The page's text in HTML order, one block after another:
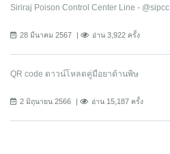
Siriraj Poison Control Center Line - @sipcc
28 มีนาคม 2567 อ่าน 3,922 ครั้ง
QR code ดาวน์โหลดคู่มือยาต้านพิษ
2 มิถุนายน 2566 อ่าน 15,187 ครั้ง